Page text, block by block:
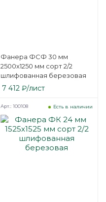
Фанера ФСФ 30 мм
2500х1250 мм сорт 2/2
шлифованная березовая
7 412₽/лист
Есть в наличии
Арт.: 100108